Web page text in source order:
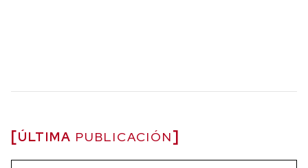
ÚLTIMA PUBLICACIÓN